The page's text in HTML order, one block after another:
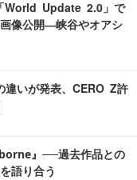
World Update 2.0」で
像公開―峡谷やオアシ
違いが発表、CERO Z許
』──過去作品との
語り合う